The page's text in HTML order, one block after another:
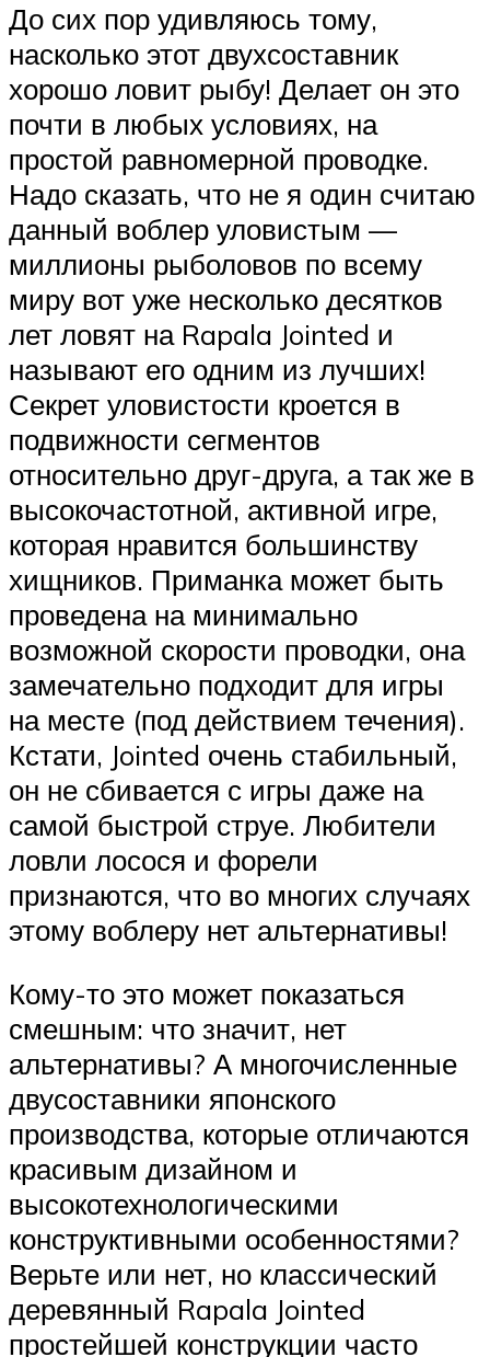
До сих пор удивляюсь тому,
насколько этот двухсоставник
хорошо ловит рыбу! Делает он это
почти в любых условиях, на
простой равномерной проводке.
Надо сказать, что не я один считаю
данный воблер уловистым —
миллионы рыболовов по всему
миру вот уже несколько десятков
лет ловят на Rapala Jointed и
называют его одним из лучших!
Секрет уловистости кроется в
подвижности сегментов
относительно друг-друга, а так же в
высокочастотной, активной игре,
которая нравится большинству
хищников. Приманка может быть
проведена на минимально
возможной скорости проводки, она
замечательно подходит для игры
на месте (под действием течения).
Кстати, Jointed очень стабильный,
он не сбивается с игры даже на
самой быстрой струе. Любители
ловли лосося и форели
признаются, что во многих случаях
этому воблеру нет альтернативы!
Кому-то это может показаться
смешным: что значит, нет
альтернативы? А многочисленные
двусоставники японского
производства, которые отличаются
красивым дизайном и
высокотехнологическими
конструктивными особенностями?
Верьте или нет, но классический
деревянный Rapala Jointed
простейшей конструкции часто